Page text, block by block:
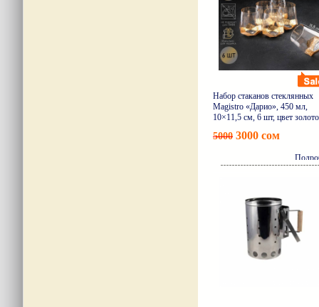
Набор стаканов стеклянных
Magistro «Дарио», 450 мл,
10×11,5 см, 6 шт, цвет
5000 3000 сом